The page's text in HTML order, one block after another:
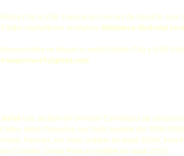
Filiala Cluj a USR a lansat un concurs de debut în anul
Cărţile câştigătoare alcătuiesc Biblioteca tânărului
Manuscrisele se depun la sediul Filialei Cluj a USR
irinapetras47@gmail.com
.
Juriul este alcătuit din membrii Comitetului de
Cetea, Mihai Dragolea, Ion Vartic (ediţiile din 2006-
Ovidiu Pecican, Ion Vartic (ediţiile de după 2009); Irina
Ion Cristofor, Ovidiu Pecican (ediţiile de după 2013).